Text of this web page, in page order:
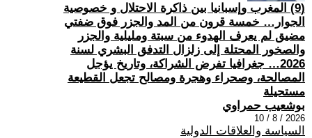
(9) المغرب وإسبانيا بين ذاكرة الاحتلال و خصوصية
الجوار… خمسة قرون من المد والجزر فوق ضفتي
مضيق لم يعرف الهدوء من سبتة ومليلية والجزر
والصخور المحتلة إلى زلزال التدفق البشري لسنة
2026… جغرافيا تفرض الشراكة، وتاريخ يؤجل
المصالحة، وصحراء وهجرة ومصالح تجعل القطيعة
مستحيلة
بوشعيب حمراوي
2026 / 8 / 10
السياسة والعلاقات الدولية